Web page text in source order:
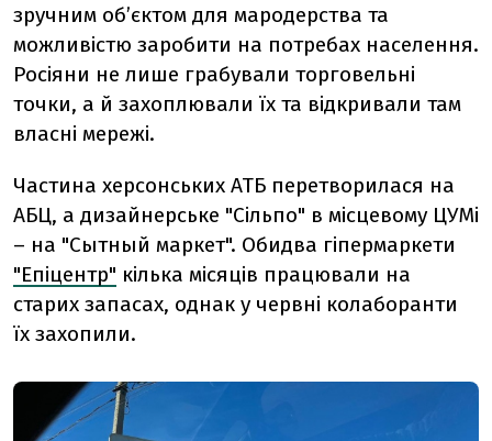
зручним об’єктом для мародерства та
можливістю заробити на потребах населення.
Росіяни не лише грабували торговельні
точки, а й захоплювали їх та відкривали там
власні мережі.
Частина херсонських АТБ перетворилася на
АБЦ, а дизайнерське "Сільпо" в місцевому ЦУМі
– на "Сытный маркет". Обидва гіпермаркети
"Епіцентр" кілька місяців працювали на
старих запасах, однак у червні колаборанти
їх захопили.